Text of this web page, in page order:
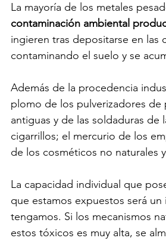
La mayoría de los metales
contaminación ambiental
ingieren tras depositarse en las
contaminando el suelo y se
Además de la procedencia
plomo de los pulverizadores de
antiguas y de las soldaduras
cigarrillos; el mercurio de los
de los cosméticos no naturales
La capacidad individual que
que estamos expuestos será
tengamos. Si los mecanismos
estos tóxicos es muy alta, se